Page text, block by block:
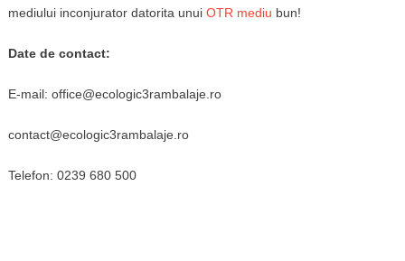
mediului inconjurator datorita unui OTR mediu bun!
Date de contact:
E-mail: office@ecologic3rambalaje.ro
contact@ecologic3rambalaje.ro
Telefon: 0239 680 500